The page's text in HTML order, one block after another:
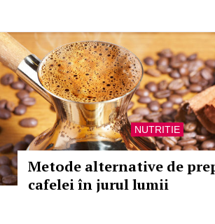
NUTRITIE
Metode alternative de
cafelei în jurul lumii